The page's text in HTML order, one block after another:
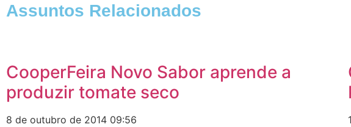
Assuntos Relacionados
CooperFeira Novo Sabor aprende a
produzir tomate seco
8 de outubro de 2014 09:56